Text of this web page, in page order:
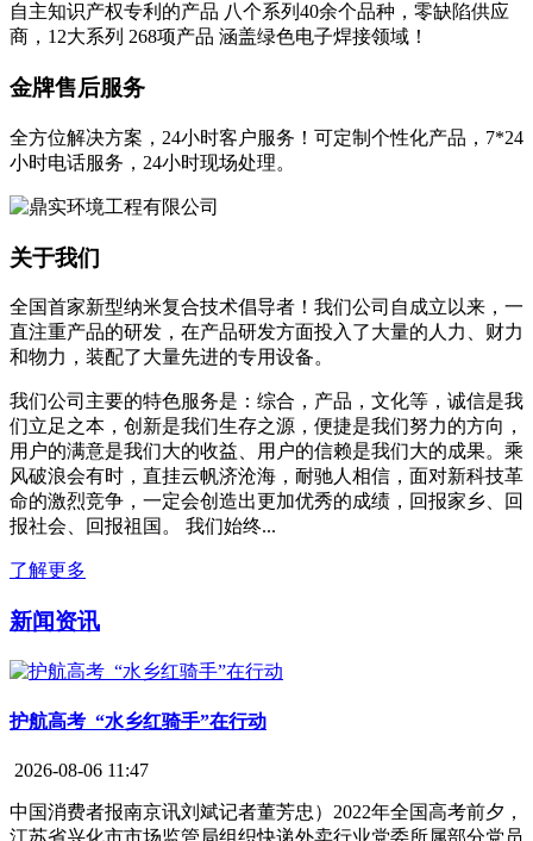
自主知识产权专利的产品 八个系列40余个品种，零缺陷供应
商，12大系列 268项产品 涵盖绿色电子焊接领域！
金牌售后服务
全方位解决方案，24小时客户服务！可定制个性化产品，7*24
小时电话服务，24小时现场处理。
关于我们
全国首家新型纳米复合技术倡导者！我们公司自成立以来，一
直注重产品的研发，在产品研发方面投入了大量的人力、财力
和物力，装配了大量先进的专用设备。
我们公司主要的特色服务是：综合，产品，文化等，诚信是我
们立足之本，创新是我们生存之源，便捷是我们努力的方向，
用户的满意是我们大的收益、用户的信赖是我们大的成果。乘
风破浪会有时，直挂云帆济沧海，耐驰人相信，面对新科技革
命的激烈竞争，一定会创造出更加优秀的成绩，回报家乡、回
报社会、回报祖国。 我们始终...
了解更多
新闻资讯
护航高考 “水乡红骑手”在行动
2026-08-06 11:47
中国消费者报南京讯刘斌记者董芳忠）2022年全国高考前夕，